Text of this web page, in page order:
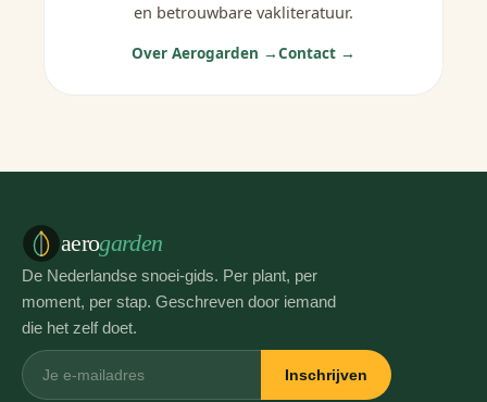
en betrouwbare vakliteratuur.
Over Aerogarden →Contact →
aerogarden
De Nederlandse snoei-gids. Per plant, per
moment, per stap. Geschreven door iemand
die het zelf doet.
Inschrijven